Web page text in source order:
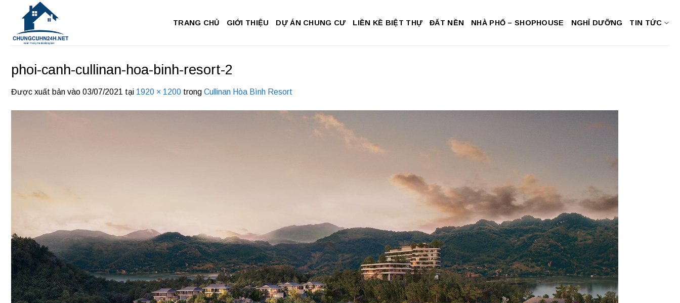
dung
TRANG CHỦ GIỚI THIỆU DỰ ÁN CHUNG CƯ LIỀN KỀ BIỆT THỰ ĐẤT NỀN NHÀ PHỐ – SHOPHOUSE NGHỈ DƯỠNG TIN TỨC
phoi-canh-cullinan-hoa-binh-resort-2
Được xuất bản vào 03/07/2021 tại 1920 × 1200 trong Cullinan Hòa Bình Resort